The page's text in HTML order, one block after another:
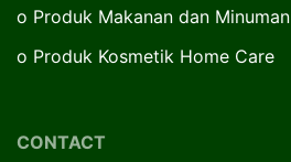
o Produk Makanan dan Minuman
o Produk Kosmetik Home Care
CONTACT